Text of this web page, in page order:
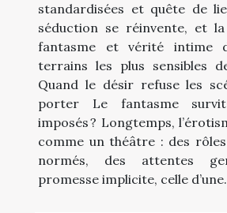
standardisées et quête de
séduction se réinvente, et
fantasme et vérité intime
terrains les plus sensibles
Quand le désir refuse les
porter Le fantasme
imposés ? Longtemps,
comme un théâtre : des
normés, des attentes
promesse implicite, celle